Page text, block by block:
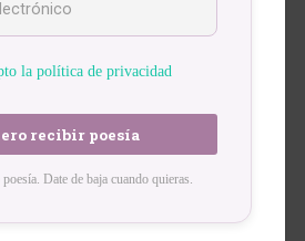
la política de privacidad
Date de baja cuando quieras.